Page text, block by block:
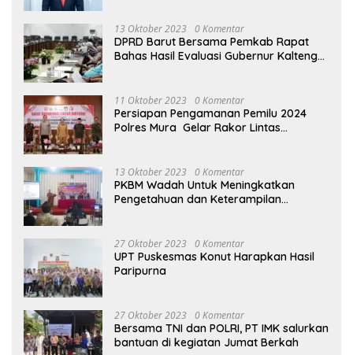
13 Oktober 2023 0 Komentar
DPRD Barut Bersama Pemkab Rapat
Bahas Hasil Evaluasi Gubernur Kalteng
11 Oktober 2023 0 Komentar
Persiapan Pengamanan Pemilu 2024
Polres Mura Gelar Rakor Lintas
13 Oktober 2023 0 Komentar
PKBM Wadah Untuk Meningkatkan
Pengetahuan dan Keterampilan
27 Oktober 2023 0 Komentar
UPT Puskesmas Konut Harapkan Hasil
Paripurna
27 Oktober 2023 0 Komentar
Bersama TNI dan POLRI, PT IMK salurkan
bantuan di kegiatan Jumat Berkah